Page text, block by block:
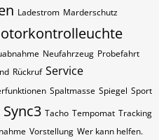
Ladestrom Marderschutz
Neufahrzeug Probefahrt
Rückruf Service
Spaltmasse Spiegel Sport
Sync3 Tacho Tempomat Tracking
Vorstellung Wer kann helfen.